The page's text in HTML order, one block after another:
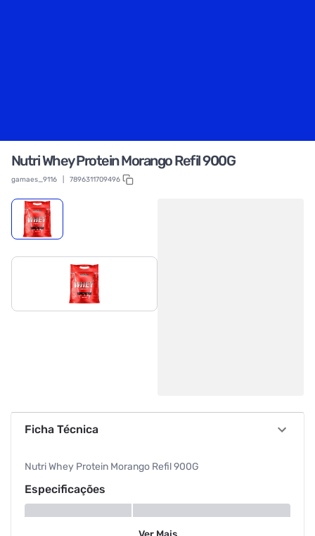
Nutri Whey Protein Morango Refil 900G
gamaes_9116 7896311709496
Ficha Técnica
Nutri Whey Protein Morango Refil 900G
Especificações